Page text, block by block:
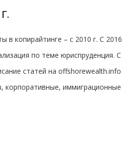
в копирайтинге – с 2010 г. С 2016
по теме юриспруденция. С
статей на offshorewealth.info
иммиграционные